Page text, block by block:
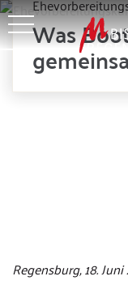
Was
Regensburg, 18.